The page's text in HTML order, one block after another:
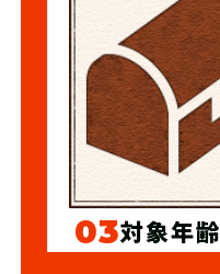
03対象年齢